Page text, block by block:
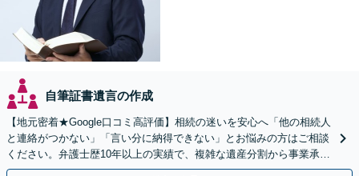
自筆証書遺言の作成
【地元密着★Google口コミ高評価】相続の迷いを安心へ「他の相続人
と連絡がつかない」「言い分に納得できない」とお悩みの方はご相談
ください。弁護士歴10年以上の実績で、複雑な遺産分割から事業承継
まで幅広く対応【休日・夜間相談可｜駐車場あり】